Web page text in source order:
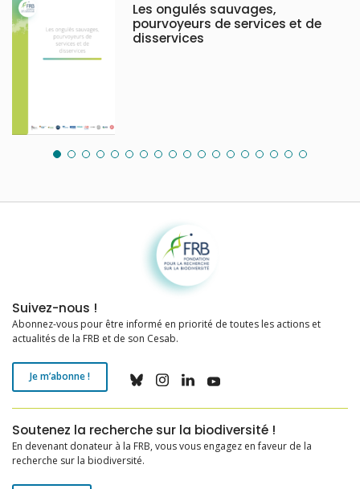
Les ongulés sauvages,
pourvoyeurs de services et de
disservices
Fondation pour la recherche sur la biodiversité
Suivez-nous !
Abonnez-vous pour être informé en priorité de toutes les actions et
actualités de la FRB et de son Cesab.
Je m’abonne !
Soutenez la recherche sur la biodiversité !
En devenant donateur à la FRB, vous vous engagez en faveur de la
recherche sur la biodiversité.